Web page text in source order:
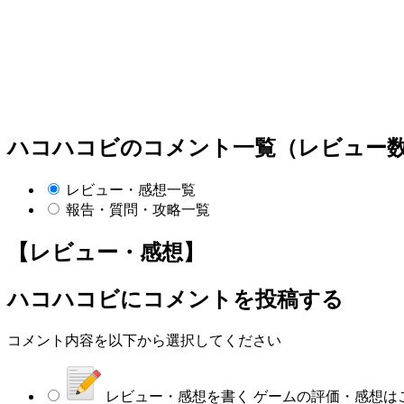
ハコハコビのコメント一覧（レビュー数
レビュー・感想一覧
報告・質問・攻略一覧
【レビュー・感想】
ハコハコビにコメントを投稿する
コメント内容を以下から選択してください
レビュー・感想を書く ゲームの評価・感想は